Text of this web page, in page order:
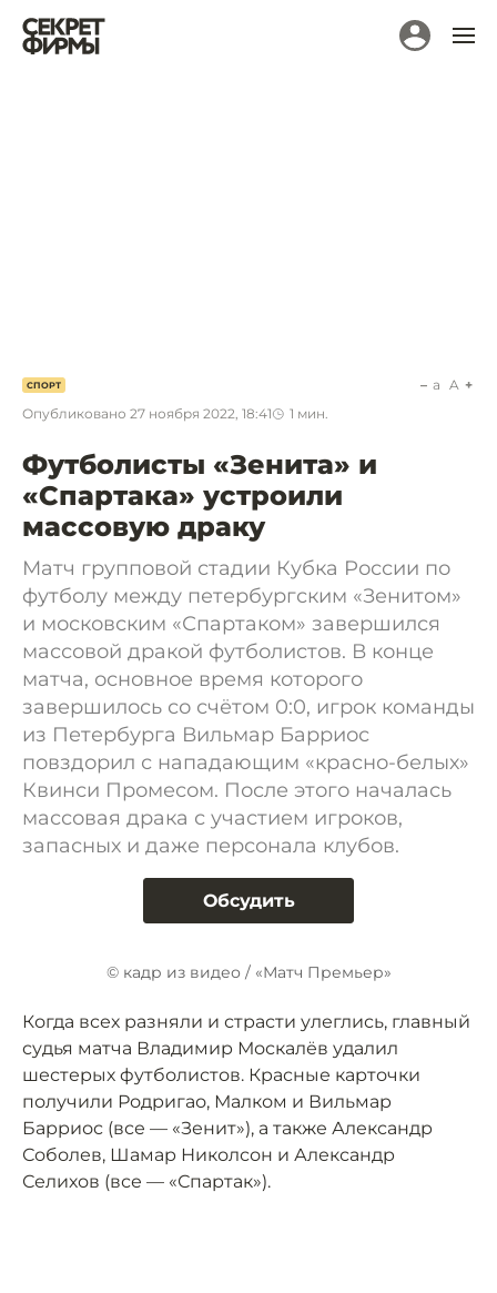
СПОРТ
Опубликовано 27 ноября 2022, 18:41 1 мин.
a A
Футболисты «Зенита» и
«Спартака» устроили
массовую драку
Матч групповой стадии Кубка России по
футболу между петербургским «Зенитом»
и московским «Спартаком» завершился
массовой дракой футболистов. В конце
матча, основное время которого
завершилось со счётом 0:0, игрок команды
из Петербурга Вильмар Барриос
повздорил с нападающим «красно-белых»
Квинси Промесом. После этого началась
массовая драка с участием игроков,
запасных и даже персонала клубов.
Обсудить
© кадр из видео / «Матч Премьер»
Когда всех разняли и страсти улеглись, главный
судья матча Владимир Москалёв удалил
шестерых футболистов. Красные карточки
получили Родригао, Малком и Вильмар
Барриос (все — «Зенит»), а также Александр
Соболев, Шамар Николсон и Александр
Селихов (все — «Спартак»).